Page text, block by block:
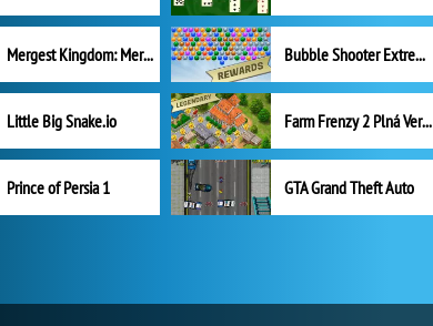
Mergest Kingdom: Merge Puzzle Bubble Shooter Extreme
Little Big Snake.io Farm Frenzy 2 Plná Verze
Prince of Persia 1 GTA Grand Theft Auto